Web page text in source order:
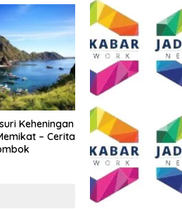
Keheningan
– Cerita